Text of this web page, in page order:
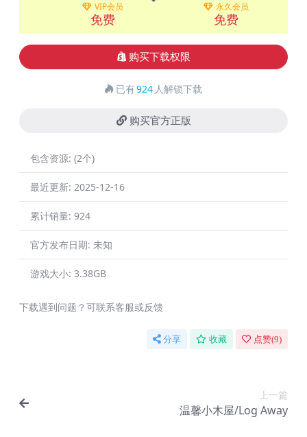
VIP会员
免费
永久会员
免费
购买下载权限
已有924 人解锁下载
购买官方正版
包含资源: (2个)
最近更新: 2025-12-16
累计销量: 924
官方发布日期: 未知
游戏大小: 3.38GB
下载遇到问题？可联系客服或反馈
分享 收藏 点赞(9)
上一篇
温馨小木屋/Log Away